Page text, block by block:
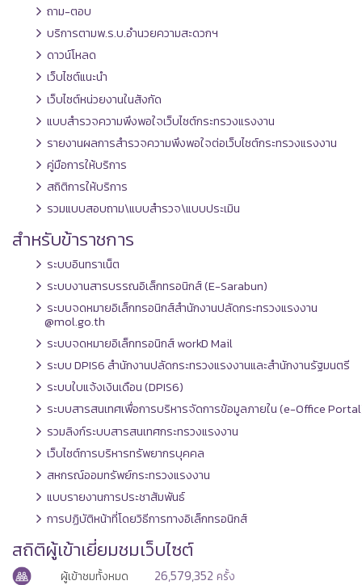
ถาม-ตอบ
บริการตามพ.ร.บ.อำนวยความสะดวกฯ
ดาวน์โหลด
เว็บไซต์แนะนำ
เว็บไซต์หน่วยงานในสังกัด
แบบสำรวจความพึงพอใจเว็บไซต์กระทรวงแรงงาน
รายงานผลการสำรวจความพึงพอใจต่อเว็บไซต์กระทรวงแรงงาน
คู่มือการให้บริการ
สถิติการให้บริการ
รวมแบบสอบถาม\แบบสำรวจ\แบบประเมิน
สำหรับข้าราชการ
ระบบอินทราเน็ต
ระบบงานสารบรรณอิเล็กทรอนิกส์ (E-Sarabun)
ระบบจดหมายอิเล็กทรอนิกส์สำนักงานปลัดกระทรวงแรงงาน
@mol.go.th
ระบบจดหมายอิเล็กทรอนิกส์ workD Mail
ระบบ DPIS6 สำนักงานปลัดกระทรวงแรงงานและสำนักงานรัฐมนตรี
ระบบใบแจ้งเงินเดือน (DPIS6)
ระบบสารสนเทศเพื่อการบริหารจัดการข้อมูลภายใน (e-Office
รวมลิงก์ระบบสารสนเทศกระทรวงแรงงาน
เว็บไซต์การบริหารทรัพยากรบุคคล
สหกรณ์ออมทรัพย์กระทรวงแรงงาน
แบบรายงานการประชาสัมพันธ์
การปฏิบัติหน้าที่โดยวิธีการทางอิเล็กทรอนิกส์
สถิติผู้เข้าเยี่ยมชมเว็บไซต์
ผู้เข้าชมทั้งหมด 26,579,352 ครั้ง